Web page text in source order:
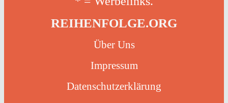
REIHENFOLGE.ORG
Über Uns
Impressum
Datenschutzerklärung